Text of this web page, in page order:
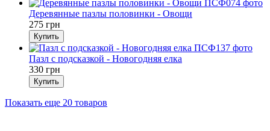
Деревянные пазлы половинки - Овощи
275 грн
Купить
Пазл с подсказкой - Новогодняя елка
330 грн
Купить
Показать еще 20 товаров